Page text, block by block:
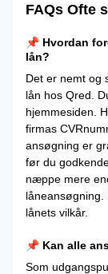
FAQs Ofte
📌 Hvordan
lån?
Det er nemt og
lån hos Qred.
hjemmesiden.
firmas
ansøgning er
før du
næppe mere
låneansøgning.
lånets vilkår.
📌 Kan alle
Som